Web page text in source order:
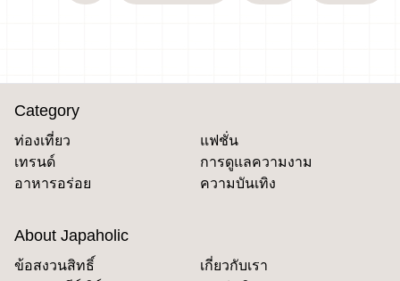
Category
ท่องเที่ยว
แฟชั่น
เทรนด์
การดูแลความงาม
อาหารอร่อย
ความบันเทิง
About Japaholic
ข้อสงวนสิทธิ์
เกี่ยวกับเรา